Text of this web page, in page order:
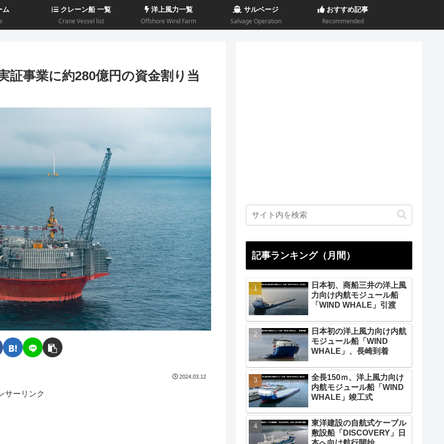
ム クレーン船 一覧
Crane Vessel list
洋上風力一覧
Offshore Wind Farm
サルベージ
Salvage Operation
おすすめ記事
Recommended
証事業に約280億円の資金割り当
2024.03.12
サーリンク
記事ランキング（月間）
日本初、商船三井の洋上風
力向け内航モジュール船
「WIND WHALE」引渡
日本初の洋上風力向け内航
モジュール船「WIND
WHALE」、長崎到着
全長150ｍ、洋上風力向け
内航モジュール船「WIND
WHALE」竣工式
東洋建設の自航式ケーブル
敷設船「DISCOVERY」日